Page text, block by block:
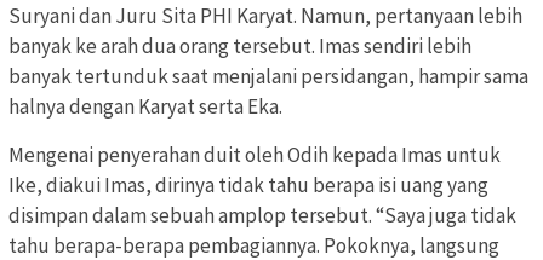
Suryani dan Juru Sita PHI Karyat. Namun, pertanyaan lebih
banyak ke arah dua orang tersebut. Imas sendiri lebih
banyak tertunduk saat menjalani persidangan, hampir sama
halnya dengan Karyat serta Eka.
Mengenai penyerahan duit oleh Odih kepada Imas untuk
Ike, diakui Imas, dirinya tidak tahu berapa isi uang yang
disimpan dalam sebuah amplop tersebut. “Saya juga tidak
tahu berapa-berapa pembagiannya. Pokoknya, langsung